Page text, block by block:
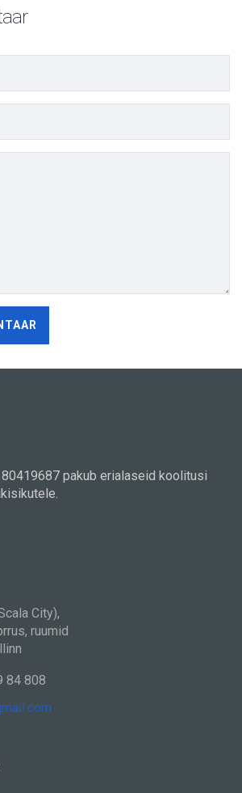
80419687 pakub erialaseid koolitusi
City),
ruumid
84 808